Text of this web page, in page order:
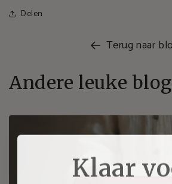
Delen
Terug naar
Andere leuke
Klaar